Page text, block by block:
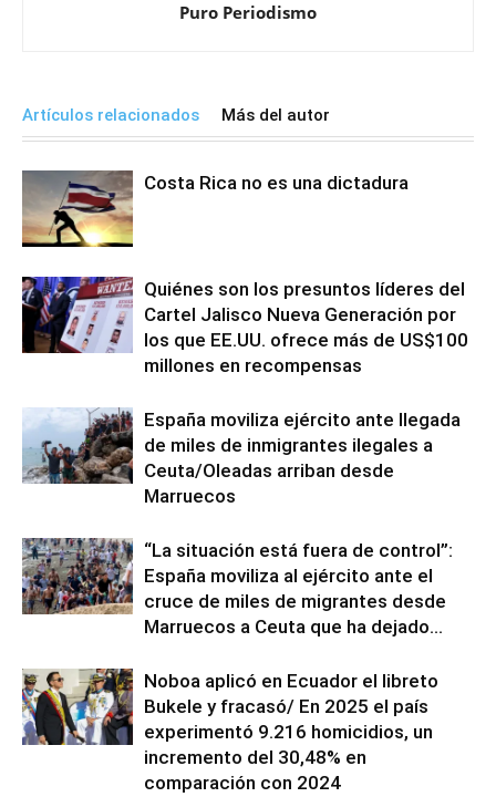
Puro Periodismo
Artículos relacionados Más del autor
Costa Rica no es una dictadura
Quiénes son los presuntos líderes del
Cartel Jalisco Nueva Generación por
los que EE.UU. ofrece más de US$100
millones en recompensas
España moviliza ejército ante llegada
de miles de inmigrantes ilegales a
Ceuta/Oleadas arriban desde
Marruecos
“La situación está fuera de control”:
España moviliza al ejército ante el
cruce de miles de migrantes desde
Marruecos a Ceuta que ha dejado...
Noboa aplicó en Ecuador el libreto
Bukele y fracasó/ En 2025 el país
experimentó 9.216 homicidios, un
incremento del 30,48% en
comparación con 2024